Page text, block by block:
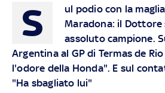
S
ul podio con la
Maradona: il Dottore
assoluto campione.
Argentina al GP di Termas de
l'odore della Honda". E sul
"Ha sbagliato lui"